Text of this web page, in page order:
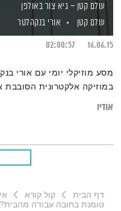
עולם קטן – גיא צור באולפן
עולם קטן
אורי בנקהלטר
16.06.15
02:00:57
מסע מוזיקלי יומי עם אורי
במוזיקה אלקטרונית הסובבת
אודיו
דף הבית קול קורא
טומנת בחובה עבודה מהבית?